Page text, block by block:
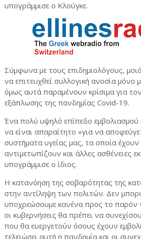
υπογράμμισε ο Κλούγκε.
Σύμφωνα με τους επιδημιολόγους,
να επιτευχθεί συλλογική ανοσία μόνο
όμως αυτά παραμένουν κρίσιμα για
εξάπλωσης της πανδημίας Covid-19.
Ένα πολύ υψηλό επίπεδο εμβολιασμού
να είναι απαραίτητο «για να
συστήματα υγείας μας, τα οποία
αντιμετωπίζουν και άλλες ασθένειες
υπογράμμισε ο ίδιος.
Η κατανόηση της σοβαρότητας της
στην αντίληψη των πολιτών. Δεν
υποχρεώσουμε κανένα προς το παρόν
οι κυβερνήσεις θα πρέπει να
που θα ευεργετούν όσους έχουν
τελειώσει αυτή η πανδημία και οι